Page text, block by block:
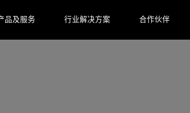
品及服务 行业解决方案 合作伙伴